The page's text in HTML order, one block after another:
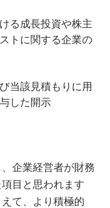
る成長投資や株主
トに関する企業の
当該見積もりに用
した開示
企業経営者が財務
目と思われます
て、より積極的